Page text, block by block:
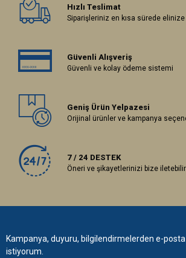
Hızlı Teslimat
Siparişleriniz en kısa sürede elinize
Güvenli Alışveriş
Güvenli ve kolay ödeme sistemi
Geniş Ürün Yelpazesi
Orijinal ürünler ve kampanya
7 / 24 DESTEK
Öneri ve şikayetlerinizi bize
Kampanya, duyuru, bilgilendirmelerden e-
istiyorum.